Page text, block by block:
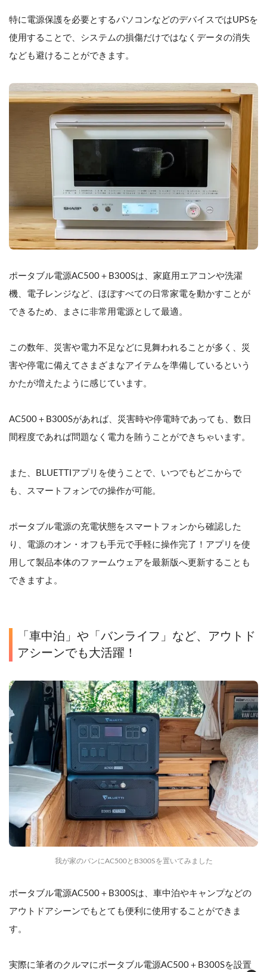
特に電源保護を必要とするパソコンなどのデバイスではUPSを
使用することで、システムの損傷だけではなくデータの消失
なども避けることができます。
ポータブル電源AC500＋B300Sは、家庭用エアコンや洗濯
機、電子レンジなど、ほぼすべての日常家電を動かすことが
できるため、まさに非常用電源として最適。
この数年、災害や電力不足などに見舞われることが多く、災
害や停電に備えてさまざまなアイテムを準備しているという
かたが増えたように感じています。
AC500＋B300Sがあれば、災害時や停電時であっても、数日
間程度であれば問題なく電力を賄うことができちゃいます。
また、BLUETTIアプリを使うことで、いつでもどこからで
も、スマートフォンでの操作が可能。
ポータブル電源の充電状態をスマートフォンから確認した
り、電源のオン・オフも手元で手軽に操作完了！アプリを使
用して製品本体のファームウェアを最新版へ更新することも
できますよ。
「車中泊」や「バンライフ」など、アウトド
アシーンでも大活躍！
我が家のバンにAC500とB300Sを置いてみました
ポータブル電源AC500＋B300Sは、車中泊やキャンプなどの
アウトドアシーンでもとても便利に使用することができま
す。
実際に筆者のクルマにポータブル電源AC500＋B300Sを設置